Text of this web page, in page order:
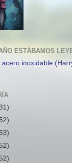
ESTÁBAMOS
acero inoxidable